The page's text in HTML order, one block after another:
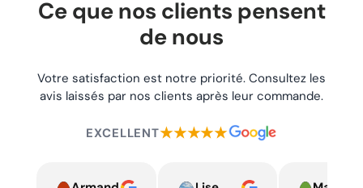
Ce que nos clients pensent
de nous
Votre satisfaction est notre priorité. Consultez les
avis laissés par nos clients après leur commande.
EXCELLENT★★★★★